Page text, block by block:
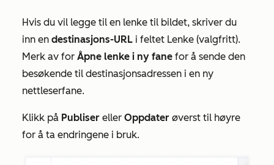
Hvis du vil legge til en lenke til bildet, skriver du
inn en destinasjons-URL i feltet Lenke (valgfritt).
Merk av for Åpne lenke i ny fane for å sende den
besøkende til destinasjonsadressen i en ny
nettleserfane.
Klikk på Publiser eller Oppdater øverst til høyre
for å ta endringene i bruk.